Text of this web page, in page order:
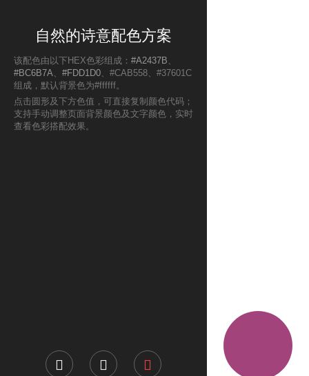
自然的诗意配色方案
该配色由以下HEX色彩组成： #A2437B 、
#BC6B7A、 #FDD1D0、#CAB558、#37601C
组成，默认背景色为#ffffff。
点击圆形及下方色值，可直接复制颜色代码；
支持手动调整页面背景颜色及文字颜色，实时
查看色彩搭配效果。